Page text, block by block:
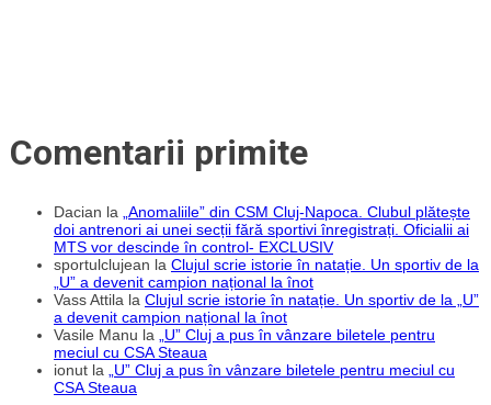
Comentarii primite
Dacian la
„Anomaliile” din CSM Cluj-Napoca. Clubul plătește
doi antrenori ai unei secții fără sportivi înregistrați. Oficialii ai
MTS vor descinde în control- EXCLUSIV
sportulclujean la Clujul scrie istorie în natație. Un sportiv de la
„U” a devenit campion național la înot
Vass Attila la Clujul scrie istorie în natație. Un sportiv de la „U”
a devenit campion național la înot
Vasile Manu la
„U” Cluj a pus în vânzare biletele pentru
meciul cu CSA Steaua
ionut la
„U” Cluj a pus în vânzare biletele pentru meciul cu
CSA Steaua